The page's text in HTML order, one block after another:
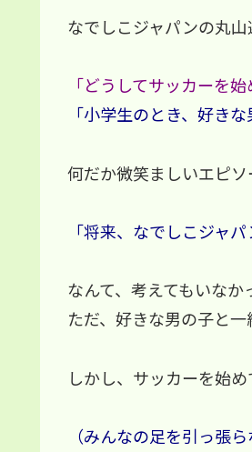
なでしこジャパンの丸
「どうしてサッカーを
「小学生のとき、好き
何だか微笑ましいエピソ
「将来、なでしこジャ
なんて、考えてもいなか
ただ、好きな男の子と
しかし、サッカーを始
（みんなの足を引っ張